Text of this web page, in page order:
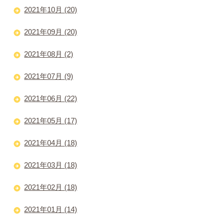
2021年10月 (20)
2021年09月 (20)
2021年08月 (2)
2021年07月 (9)
2021年06月 (22)
2021年05月 (17)
2021年04月 (18)
2021年03月 (18)
2021年02月 (18)
2021年01月 (14)